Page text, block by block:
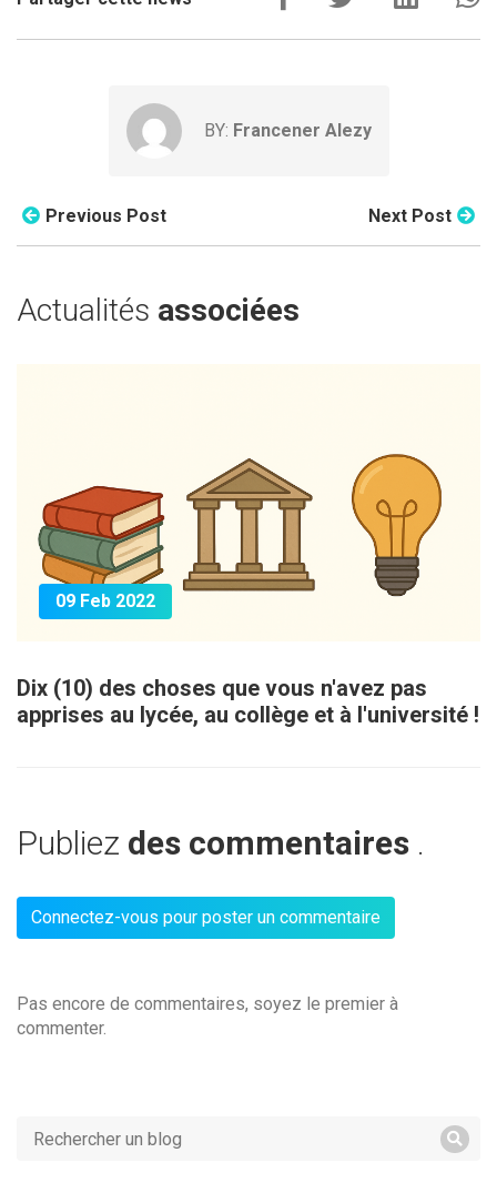
BY: Francener Alezy
Previous Post Next Post
Actualités associées
09 Feb 2022
Dix (10) des choses que vous n'avez pas
apprises au lycée, au collège et à l'université !
Publiez des commentaires .
Connectez-vous pour poster un commentaire
Pas encore de commentaires, soyez le premier à
commenter.